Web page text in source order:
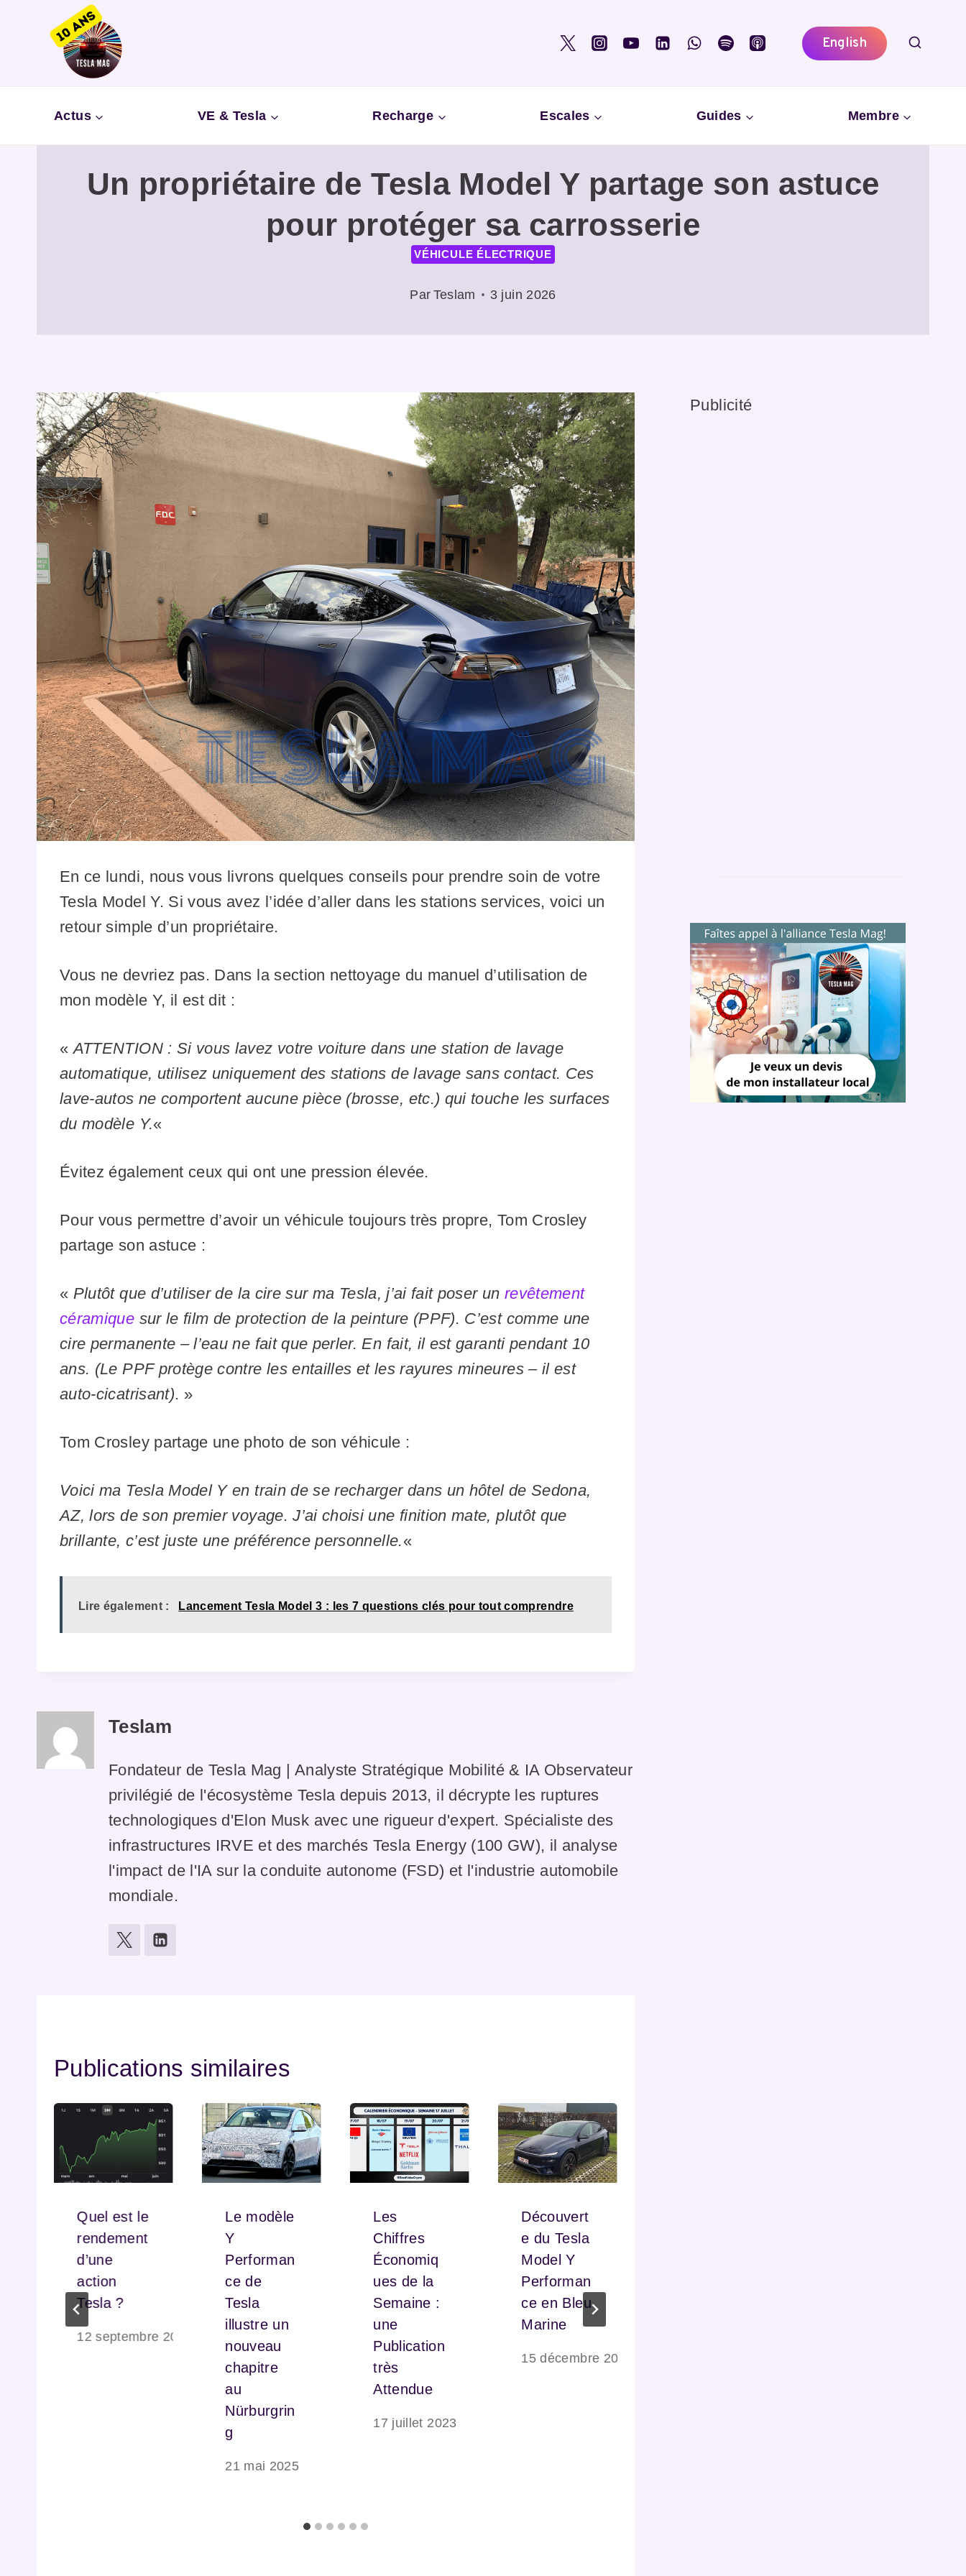
English
Actus VE & Tesla Recharge Escales Guides Membre
Un propriétaire de Tesla Model Y partage son astuce
pour protéger sa carrosserie
VÉHICULE ÉLECTRIQUE
Par Teslam 3 juin 2026
En ce lundi, nous vous livrons quelques conseils pour prendre soin de votre
Tesla Model Y. Si vous avez l’idée d’aller dans les stations services, voici un
retour simple d’un propriétaire.
Vous ne devriez pas. Dans la section nettoyage du manuel d’utilisation de
mon modèle Y, il est dit :
«ATTENTION : Si vous lavez votre voiture dans une station de lavage
automatique, utilisez uniquement des stations de lavage sans contact. Ces
lave-autos ne comportent aucune pièce (brosse, etc.) qui touche les surfaces
du modèle Y.«
Évitez également ceux qui ont une pression élevée.
Pour vous permettre d’avoir un véhicule toujours très propre, Tom Crosley
partage son astuce :
« Plutôt que d’utiliser de la cire sur ma Tesla, j’ai fait poser un revêtement
céramique sur le film de protection de la peinture (PPF). C’est comme une
cire permanente – l’eau ne fait que perler. En fait, il est garanti pendant 10
ans. (Le PPF protège contre les entailles et les rayures mineures – il est
auto-cicatrisant). »
Tom Crosley partage une photo de son véhicule :
Voici ma Tesla Model Y en train de se recharger dans un hôtel de Sedona,
AZ, lors de son premier voyage. J’ai choisi une finition mate, plutôt que
brillante, c’est juste une préférence personnelle.«
Lire également : Lancement Tesla Model 3 : les 7 questions clés pour tout comprendre
Teslam
Fondateur de Tesla Mag | Analyste Stratégique Mobilité & IA Observateur
privilégié de l'écosystème Tesla depuis 2013, il décrypte les ruptures
technologiques d'Elon Musk avec une rigueur d'expert. Spécialiste des
infrastructures IRVE et des marchés Tesla Energy (100 GW), il analyse
l'impact de l'IA sur la conduite autonome (FSD) et l'industrie automobile
mondiale.
Publications similaires
Quel est le
rendement
d’une
action
Tesla ?
12 septembre 2025
Le modèle
Y
Performan
ce de
Tesla
illustre un
nouveau
chapitre
au
Nürburgrin
g
21 mai 2025
Les
Chiffres
Économiq
ues de la
Semaine :
une
Publication
très
Attendue
17 juillet 2023
Découvert
e du Tesla
Model Y
Performan
ce en Bleu
Marine
15 décembre 2025
Publicité